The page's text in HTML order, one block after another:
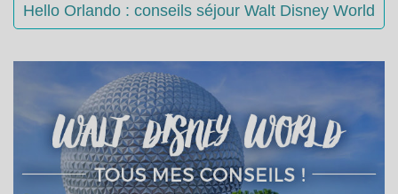
Hello Orlando : conseils séjour Walt Disney World